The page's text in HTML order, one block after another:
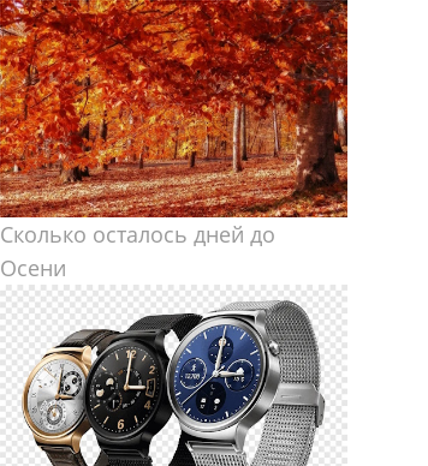
Сколько осталось дней до
Осени